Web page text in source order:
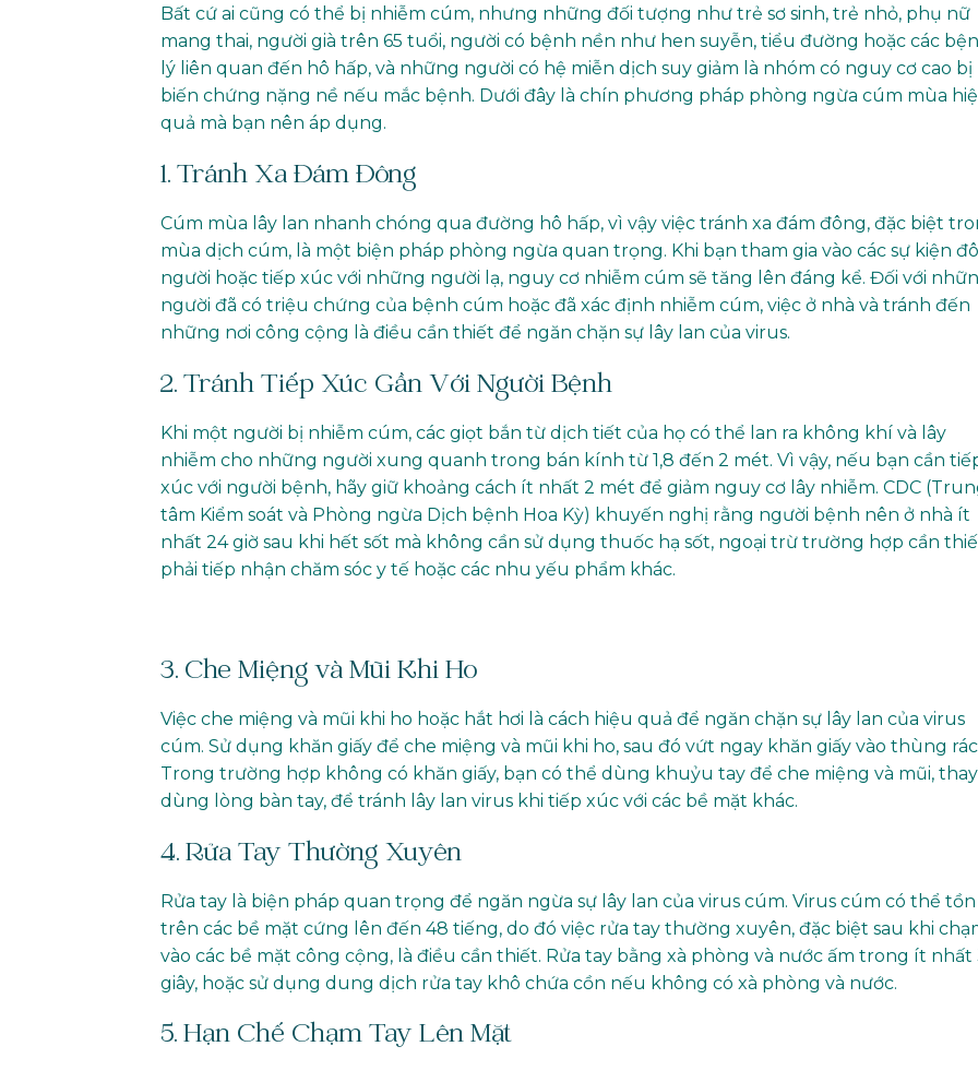
Bất cứ ai cũng có thể bị nhiễm cúm, nhưng những đối tượng như trẻ sơ sinh, trẻ nhỏ, phụ nữ
mang thai, người già trên 65 tuổi, người có bệnh nền như hen suyễn, tiểu đường hoặc các
lý liên quan đến hô hấp, và những người có hệ miễn dịch suy giảm là nhóm có nguy cơ cao bị
biến chứng nặng nề nếu mắc bệnh. Dưới đây là chín phương pháp phòng ngừa cúm mùa
quả mà bạn nên áp dụng.
1. Tránh Xa Đám Đông
Cúm mùa lây lan nhanh chóng qua đường hô hấp, vì vậy việc tránh xa đám đông, đặc biệt
mùa dịch cúm, là một biện pháp phòng ngừa quan trọng. Khi bạn tham gia vào các sự kiện
người hoặc tiếp xúc với những người lạ, nguy cơ nhiễm cúm sẽ tăng lên đáng kể. Đối với
người đã có triệu chứng của bệnh cúm hoặc đã xác định nhiễm cúm, việc ở nhà và tránh đến
những nơi công cộng là điều cần thiết để ngăn chặn sự lây lan của virus.
2. Tránh Tiếp Xúc Gần Với Người Bệnh
Khi một người bị nhiễm cúm, các giọt bắn từ dịch tiết của họ có thể lan ra không khí và lây
nhiễm cho những người xung quanh trong bán kính từ 1,8 đến 2 mét. Vì vậy, nếu bạn cần
xúc với người bệnh, hãy giữ khoảng cách ít nhất 2 mét để giảm nguy cơ lây nhiễm. CDC
tâm Kiểm soát và Phòng ngừa Dịch bệnh Hoa Kỳ) khuyến nghị rằng người bệnh nên ở nhà ít
nhất 24 giờ sau khi hết sốt mà không cần sử dụng thuốc hạ sốt, ngoại trừ trường hợp cần
phải tiếp nhận chăm sóc y tế hoặc các nhu yếu phẩm khác.
3. Che Miệng và Mũi Khi Ho
Việc che miệng và mũi khi ho hoặc hắt hơi là cách hiệu quả để ngăn chặn sự lây lan của virus
cúm. Sử dụng khăn giấy để che miệng và mũi khi ho, sau đó vứt ngay khăn giấy vào thùng
Trong trường hợp không có khăn giấy, bạn có thể dùng khuỷu tay để che miệng và mũi,
dùng lòng bàn tay, để tránh lây lan virus khi tiếp xúc với các bề mặt khác.
4. Rửa Tay Thường Xuyên
Rửa tay là biện pháp quan trọng để ngăn ngừa sự lây lan của virus cúm. Virus cúm có thể tồn
trên các bề mặt cứng lên đến 48 tiếng, do đó việc rửa tay thường xuyên, đặc biệt sau khi
vào các bề mặt công cộng, là điều cần thiết. Rửa tay bằng xà phòng và nước ấm trong ít nhất
giây, hoặc sử dụng dung dịch rửa tay khô chứa cồn nếu không có xà phòng và nước.
5. Hạn Chế Chạm Tay Lên Mặt